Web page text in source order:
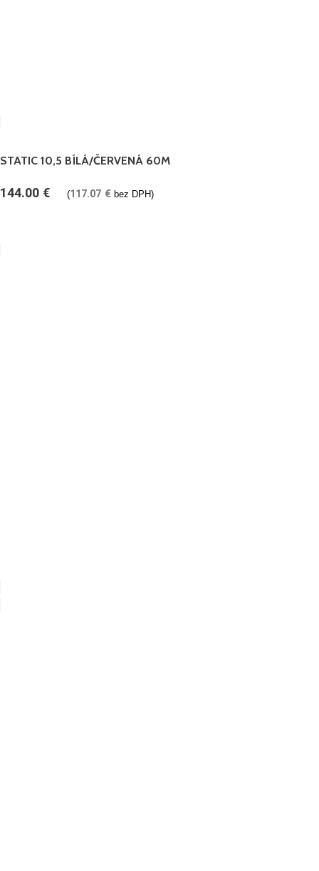
STATIC 10,5 BÍLÁ/ČERVENÁ 60M
144.00 € (117.07 € bez DPH)